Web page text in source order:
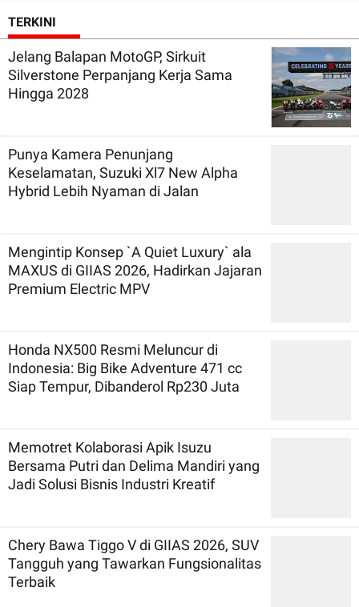
TERKINI
Jelang Balapan MotoGP, Sirkuit
Silverstone Perpanjang Kerja Sama
Hingga 2028
Punya Kamera Penunjang
Keselamatan, Suzuki Xl7 New Alpha
Hybrid Lebih Nyaman di Jalan
Mengintip Konsep `A Quiet Luxury` ala
MAXUS di GIIAS 2026, Hadirkan Jajaran
Premium Electric MPV
Honda NX500 Resmi Meluncur di
Indonesia: Big Bike Adventure 471 cc
Siap Tempur, Dibanderol Rp230 Juta
Memotret Kolaborasi Apik Isuzu
Bersama Putri dan Delima Mandiri yang
Jadi Solusi Bisnis Industri Kreatif
Chery Bawa Tiggo V di GIIAS 2026, SUV
Tangguh yang Tawarkan Fungsionalitas
Terbaik